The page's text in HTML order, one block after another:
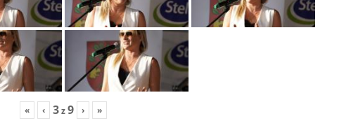
« ‹ 3z9 › »